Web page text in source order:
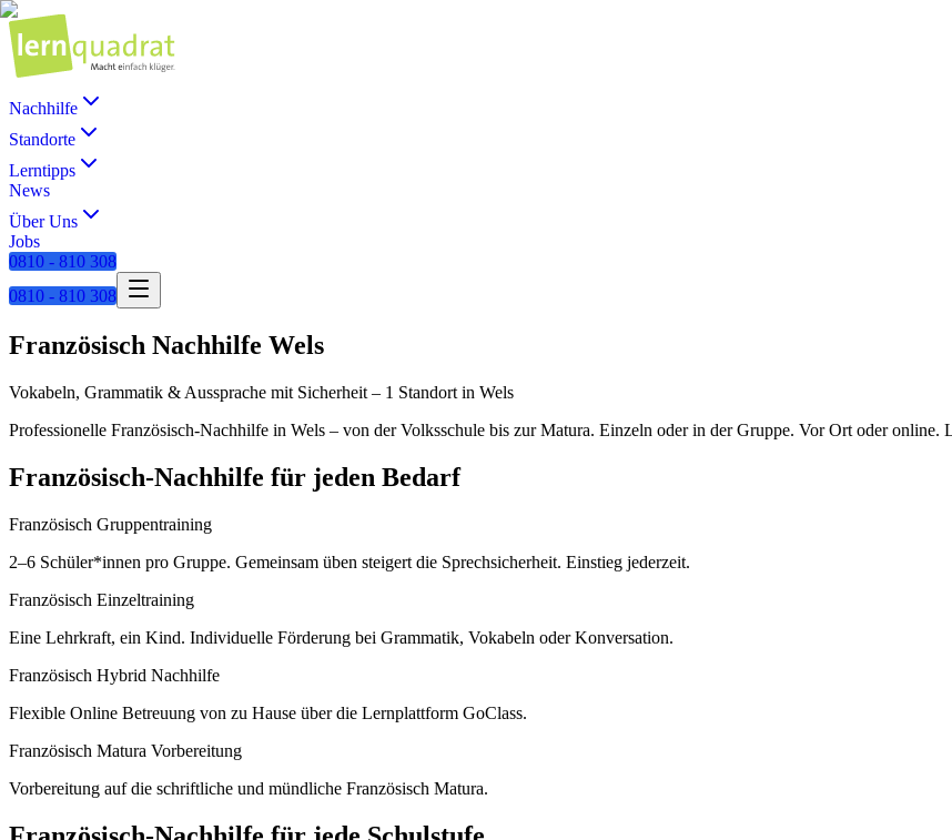
Nachhilfe
Standorte
Lerntipps
News
Über Uns
Jobs
0810 - 810 308
0810 - 810 308
Französisch Nachhilfe Wels
Vokabeln, Grammatik & Aussprache mit Sicherheit – 1 Standort in Wels
Professionelle Französisch-Nachhilfe in Wels – von der Volksschule bis zur Matura. Einzeln oder in der Gruppe. Vor Ort oder
Französisch-Nachhilfe für jeden Bedarf
Französisch Gruppentraining
2–6 Schüler*innen pro Gruppe. Gemeinsam üben steigert die Sprechsicherheit. Einstieg jederzeit.
Französisch Einzeltraining
Eine Lehrkraft, ein Kind. Individuelle Förderung bei Grammatik, Vokabeln oder Konversation.
Französisch Hybrid Nachhilfe
Flexible Online Betreuung von zu Hause über die Lernplattform GoClass.
Französisch Matura Vorbereitung
Vorbereitung auf die schriftliche und mündliche Französisch Matura.